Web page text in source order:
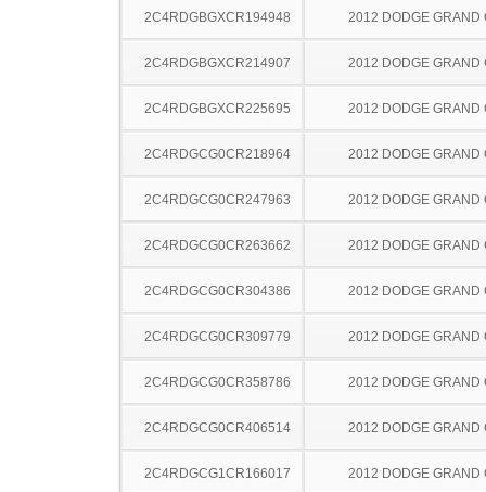
2C4RDGBGXCR194948 2012 DODGE GRAND
2C4RDGBGXCR214907 2012 DODGE GRAND
2C4RDGBGXCR225695 2012 DODGE GRAND
2C4RDGCG0CR218964 2012 DODGE GRAND
2C4RDGCG0CR247963 2012 DODGE GRAND
2C4RDGCG0CR263662 2012 DODGE GRAND
2C4RDGCG0CR304386 2012 DODGE GRAND
2C4RDGCG0CR309779 2012 DODGE GRAND
2C4RDGCG0CR358786 2012 DODGE GRAND
2C4RDGCG0CR406514 2012 DODGE GRAND
2C4RDGCG1CR166017 2012 DODGE GRAND